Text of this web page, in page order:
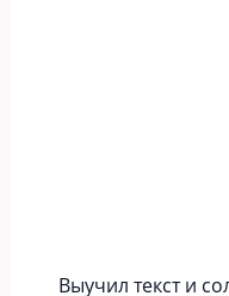
Выучил текст и